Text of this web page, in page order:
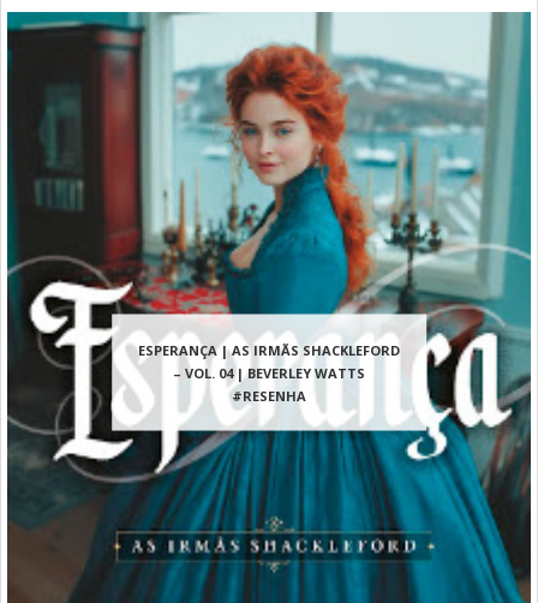
ESPERANÇA | AS IRMÃS SHACKLEFORD
– VOL. 04 | BEVERLEY WATTS
#RESENHA